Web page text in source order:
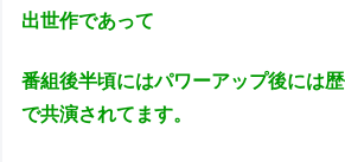
出世作であって
番組後半頃にはパワーアップ後には
で共演されてます。